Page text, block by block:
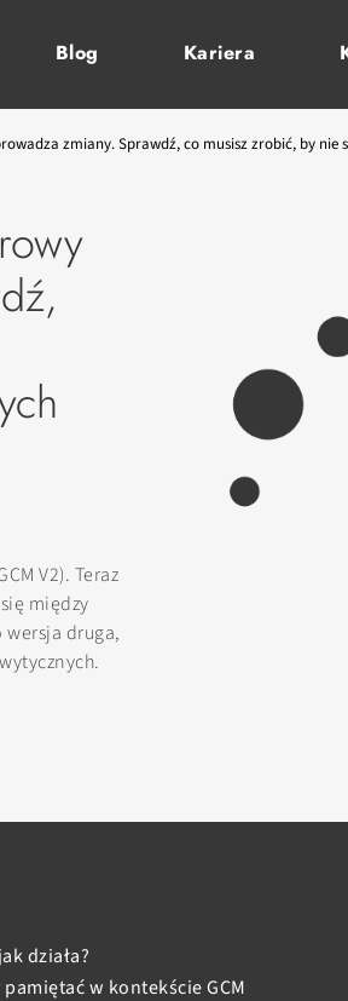
Blog Kariera
zmiany. Sprawdź, co musisz zrobić, by
V2). Teraz
między
druga,
działa?
w kontekście GCM